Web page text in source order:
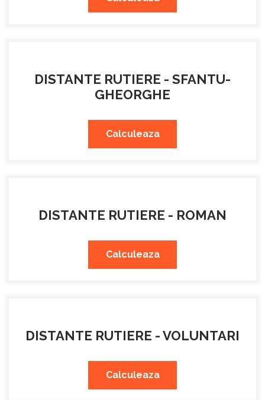
DISTANTE RUTIERE - SFANTU-
GHEORGHE
Calculeaza
DISTANTE RUTIERE - ROMAN
Calculeaza
DISTANTE RUTIERE - VOLUNTARI
Calculeaza